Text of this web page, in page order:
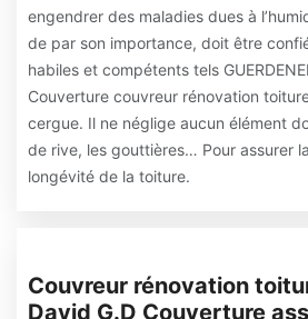
engendrer des maladies dues à
de par son importance, doit être
habiles et compétents tels
Couverture couvreur rénovation
cergue. Il ne néglige aucun élément
de rive, les gouttières… Pour assurer
longévité de la toiture.
Couvreur rénovation
David G.D Couverture